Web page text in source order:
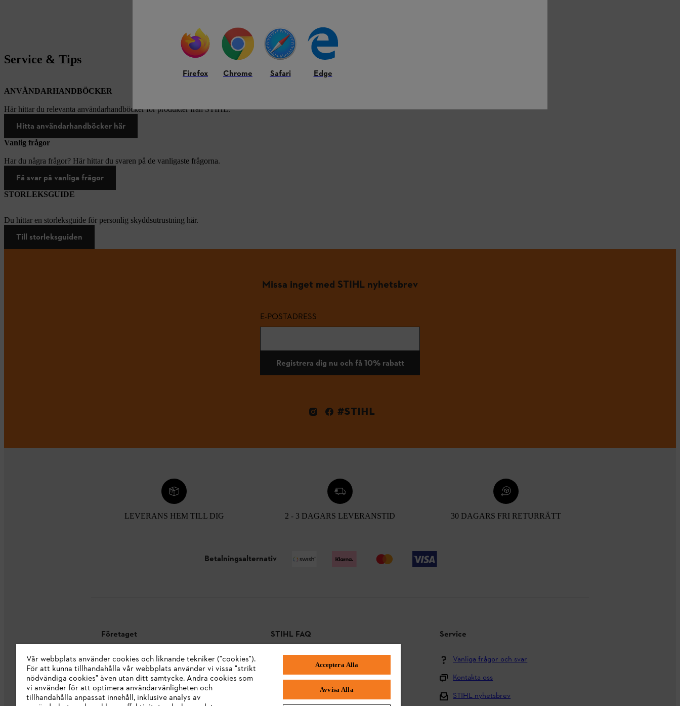
Service & Tips
ANVÄNDARHANDBÖCKER
Här hittar du relevanta användarhandböcker för produkter från STIHL.
Hitta användarhandböcker här
Vanlig frågor
Har du några frågor? Här hittar du svaren på de vanligaste frågorna.
Få svar på vanliga frågor
STORLEKSGUIDE
Du hittar en storleksguide för personlig skyddsutrustning här.
Till storleksguiden
Missa inget med STIHL nyhetsbrev
E-POSTADRESS
Registrera dig nu och få 10% rabatt
#STIHL
LEVERANS HEM TILL DIG 2 - 3 DAGARS LEVERANSTID 30 DAGARS FRI RETURRÄTT
Betalningsalternativ
Företaget
Om oss
STIHL Integrity Line
STIHL varumärkesbutik
STIHL FAQ
Frakt och leverans
Service
Vanliga frågor och svar
Kontakta oss
STIHL nyhetsbrev
Firefox Chrome Safari Edge
Vår webbplats använder cookies och liknande tekniker ("cookies").
För att kunna tillhandahålla vår webbplats använder vi vissa "strikt
nödvändiga cookies" även utan ditt samtycke. Andra cookies som
vi använder för att optimera användarvänligheten och
tillhandahålla anpassat innehåll, inklusive analys av
Acceptera Alla
Avvisa Alla